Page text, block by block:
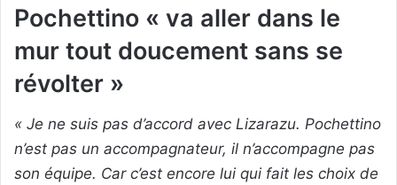
Pochettino « va aller dans le
mur tout doucement sans se
révolter »
« Je ne suis pas d’accord avec Lizarazu. Pochettino
n’est pas un accompagnateur, il n’accompagne pas
son équipe. Car c’est encore lui qui fait les choix de